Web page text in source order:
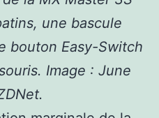
une bascule
bouton Easy-Switch
Image : June